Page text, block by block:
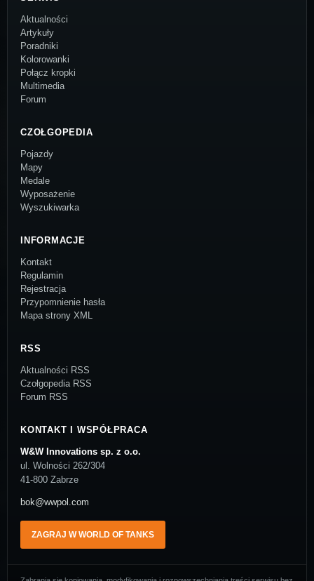
Aktualności
Artykuły
Poradniki
Kolorowanki
Połącz kropki
Multimedia
Forum
CZOŁGOPEDIA
Pojazdy
Mapy
Medale
Wyposażenie
Wyszukiwarka
INFORMACJE
Kontakt
Regulamin
Rejestracja
Przypomnienie hasła
Mapa strony XML
RSS
Aktualności RSS
Czołgopedia RSS
Forum RSS
KONTAKT I WSPÓŁPRACA
W&W Innovations sp. z o.o.
ul. Wolności 262/304
41-800 Zabrze
bok@wwpol.com
ZAGRAJ W WORLD OF TANKS